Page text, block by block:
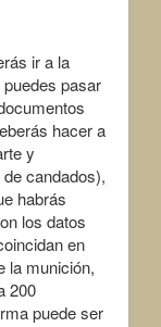
ir a la
pasar
hacer a
y
candados),
habrás
los datos
en
la munición,
200
puede ser